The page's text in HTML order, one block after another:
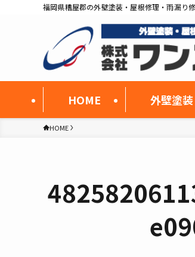
福岡県糟屋郡の外壁塗装・屋根修理・雨漏り
HOME 外壁塗
HOME